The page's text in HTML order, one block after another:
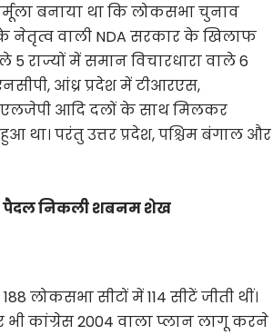
बनाया था कि लोकसभा चुनाव
नेतृत्व वाली NDA सरकार के खिलाफ
राज्यों में समान विचारधारा वाले 6
आंध्र प्रदेश में टीआरएस,
आदि दलों के साथ मिलकर
था। परंतु उत्तर प्रदेश, पश्चिम बंगाल और
पैदल निकली शबनम शेख
लोकसभा सीटों में 114 सीटें जीती थीं।
भी कांग्रेस 2004 वाला प्लान लागू करने